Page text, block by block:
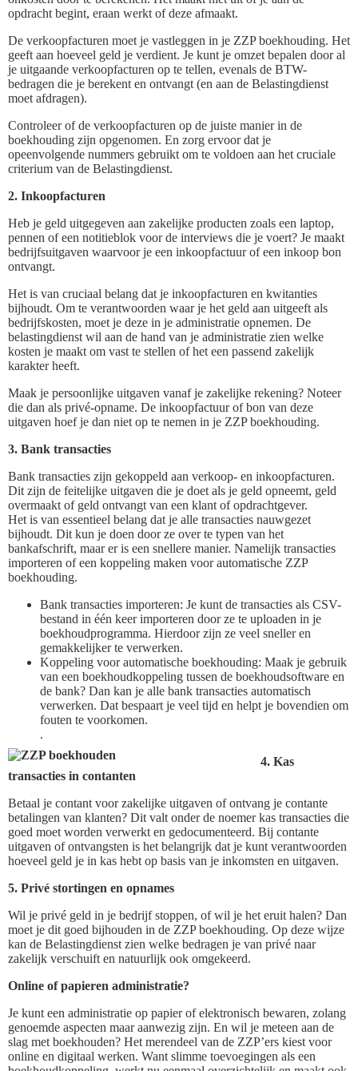
opdracht begint, eraan werkt of deze afmaakt.
De verkoopfacturen moet je vastleggen in je ZZP boekhouding. Het
geeft aan hoeveel geld je verdient. Je kunt je omzet bepalen door al
je uitgaande verkoopfacturen op te tellen, evenals de BTW-
bedragen die je berekent en ontvangt (en aan de Belastingdienst
moet afdragen).
Controleer of de verkoopfacturen op de juiste manier in de
boekhouding zijn opgenomen. En zorg ervoor dat je
opeenvolgende nummers gebruikt om te voldoen aan het cruciale
criterium van de Belastingdienst.
2. Inkoopfacturen
Heb je geld uitgegeven aan zakelijke producten zoals een laptop,
pennen of een notitieblok voor de interviews die je voert? Je maakt
bedrijfsuitgaven waarvoor je een inkoopfactuur of een inkoop bon
ontvangt.
Het is van cruciaal belang dat je inkoopfacturen en kwitanties
bijhoudt. Om te verantwoorden waar je het geld aan uitgeeft als
bedrijfskosten, moet je deze in je administratie opnemen. De
belastingdienst wil aan de hand van je administratie zien welke
kosten je maakt om vast te stellen of het een passend zakelijk
karakter heeft.
Maak je persoonlijke uitgaven vanaf je zakelijke rekening? Noteer
die dan als privé-opname. De inkoopfactuur of bon van deze
uitgaven hoef je dan niet op te nemen in je ZZP boekhouding.
3. Bank transacties
Bank transacties zijn gekoppeld aan verkoop- en inkoopfacturen.
Dit zijn de feitelijke uitgaven die je doet als je geld opneemt, geld
overmaakt of geld ontvangt van een klant of opdrachtgever.
Het is van essentieel belang dat je alle transacties nauwgezet
bijhoudt. Dit kun je doen door ze over te typen van het
bankafschrift, maar er is een snellere manier. Namelijk transacties
importeren of een koppeling maken voor automatische ZZP
boekhouding.
Bank transacties importeren: Je kunt de transacties als CSV-
bestand in één keer importeren door ze te uploaden in je
boekhoudprogramma. Hierdoor zijn ze veel sneller en
gemakkelijker te verwerken.
Koppeling voor automatische boekhouding: Maak je gebruik
van een boekhoudkoppeling tussen de boekhoudsoftware en
de bank? Dan kan je alle bank transacties automatisch
verwerken. Dat bespaart je veel tijd en helpt je bovendien om
fouten te voorkomen.
.
4. Kas
transacties in contanten
Betaal je contant voor zakelijke uitgaven of ontvang je contante
betalingen van klanten? Dit valt onder de noemer kas transacties die
goed moet worden verwerkt en gedocumenteerd. Bij contante
uitgaven of ontvangsten is het belangrijk dat je kunt verantwoorden
hoeveel geld je in kas hebt op basis van je inkomsten en uitgaven.
5. Privé stortingen en opnames
Wil je privé geld in je bedrijf stoppen, of wil je het eruit halen? Dan
moet je dit goed bijhouden in de ZZP boekhouding. Op deze wijze
kan de Belastingdienst zien welke bedragen je van privé naar
zakelijk verschuift en natuurlijk ook omgekeerd.
Online of papieren administratie?
Je kunt een administratie op papier of elektronisch bewaren, zolang
genoemde aspecten maar aanwezig zijn. En wil je meteen aan de
slag met boekhouden? Het merendeel van de ZZP’ers kiest voor
online en digitaal werken. Want slimme toevoegingen als een